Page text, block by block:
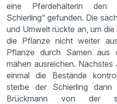
eine Pferdehalterin den
Schierling“ gefunden. Die
und Umwelt rückte an, um
die Pflanze nicht weiter
Pflanze durch Samen aus
mähen ausreichen.
einmal die Bestände
sterbe der Schierling
Brückmann von der